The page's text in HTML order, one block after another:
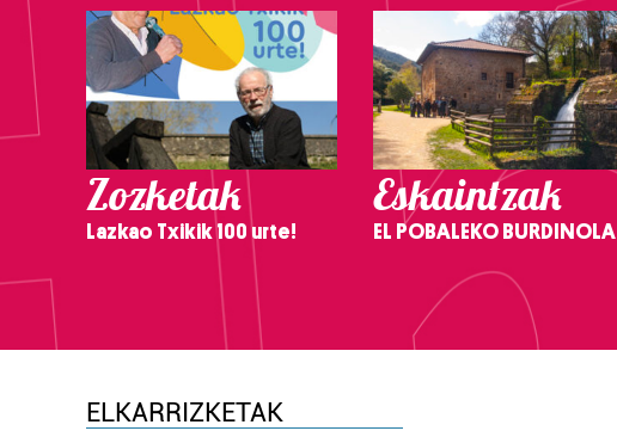
Zozketak
Lazkao Txikik 100 urte!
Eskaintzak
EL POBALEKO BURDINOLA
ELKARRIZKETAK